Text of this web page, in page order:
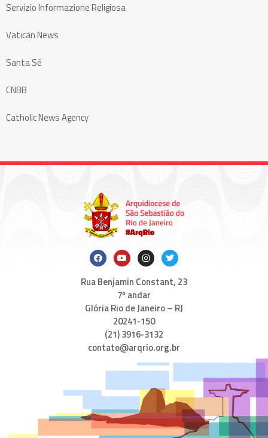
Servizio Informazione Religiosa
Vatican News
Santa Sé
CNBB
Catholic News Agency
Rua Benjamin Constant, 23
7º andar
Glória Rio de Janeiro – RJ
20241-150
(21) 3916-3132
contato@arqrio.org.br